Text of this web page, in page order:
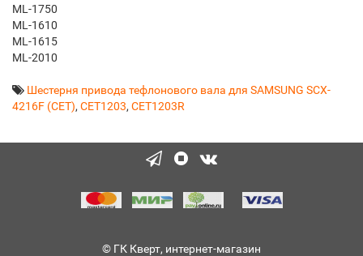
ML-1750
ML-1610
ML-1615
ML-2010
Шестерня привода тефлонового вала для SAMSUNG SCX-
4216F (CET), CET1203, CET1203R
© ГК Кверт, интернет-магазин